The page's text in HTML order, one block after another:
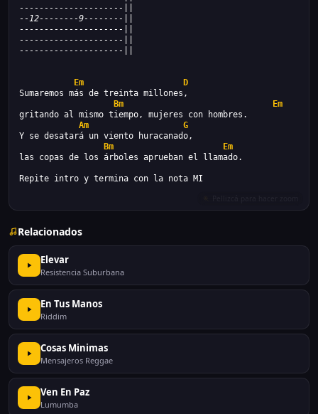
---------------------||
--12--------9--------||
---------------------||
---------------------||
---------------------||
Em
D
Sumaremos más de treinta millones,
Bm
Em
gritando al mismo tiempo, mujeres con hombres.
Am
G
Y se desatará un viento huracanado,
Bm
Em
las copas de los árboles aprueban el llamado.
Repite intro y termina con la nota MI
Relacionados
Elevar
Resistencia Suburbana
En Tus Manos
Riddim
Cosas Minimas
Mensajeros Reggae
Ven En Paz
Lumumba